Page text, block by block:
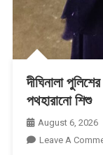
দীঘিনালা
পথহারানো শিশু
August 6, 2026
Leave A